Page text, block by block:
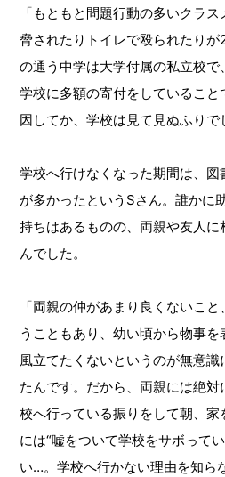
「もともと問題行動の多いクラス
脅されたりトイレで殴られたり
の通う中学は大学付属の私立校
学校に多額の寄付をしているこ
因してか、学校は見て見ぬふりで
学校へ行けなくなった期間は、図
が多かったというSさん。誰かに
持ちはあるものの、両親や友人
んでした。
「両親の仲があまり良くないこ
うこともあり、幼い頃から物事
風立てたくないというのが無意
たんです。だから、両親には絶
校へ行っている振りをして朝、
には“嘘をついて学校をサボって
い…。学校へ行かない理由を知ら